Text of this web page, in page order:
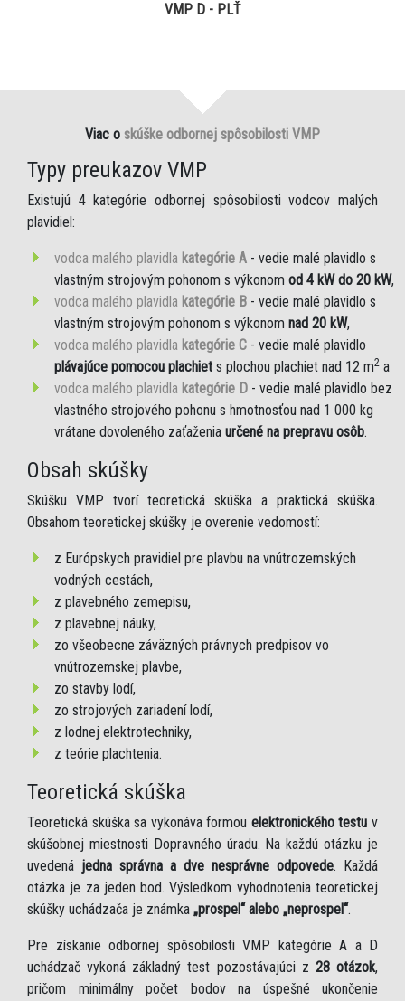
VMP D - PLŤ
Viac o skúške odbornej spôsobilosti VMP
Typy preukazov VMP
Existujú 4 kategórie odbornej spôsobilosti vodcov malých
plavidiel:
vodca malého plavidla kategórie A - vedie malé plavidlo s
vlastným strojovým pohonom s výkonom od 4 kW do 20 kW,
vodca malého plavidla kategórie B - vedie malé plavidlo s
vlastným strojovým pohonom s výkonom nad 20 kW,
vodca malého plavidla kategórie C - vedie malé plavidlo
plávajúce pomocou plachiet s plochou plachiet nad 12 m2 a
vodca malého plavidla kategórie D - vedie malé plavidlo bez
vlastného strojového pohonu s hmotnosťou nad 1 000 kg
vrátane dovoleného zaťaženia určené na prepravu osôb.
Obsah skúšky
Skúšku VMP tvorí teoretická skúška a praktická skúška.
Obsahom teoretickej skúšky je overenie vedomostí:
z Európskych pravidiel pre plavbu na vnútrozemských
vodných cestách,
z plavebného zemepisu,
z plavebnej náuky,
zo všeobecne záväzných právnych predpisov vo
vnútrozemskej plavbe,
zo stavby lodí,
zo strojových zariadení lodí,
z lodnej elektrotechniky,
z teórie plachtenia.
Teoretická skúška
Teoretická skúška sa vykonáva formou elektronického testu v
skúšobnej miestnosti Dopravného úradu. Na každú otázku je
uvedená jedna správna a dve nesprávne odpovede. Každá
otázka je za jeden bod. Výsledkom vyhodnotenia teoretickej
skúšky uchádzača je známka „prospel“ alebo „neprospel“.
Pre získanie odbornej spôsobilosti VMP kategórie A a D
uchádzač vykoná základný test pozostávajúci z 28 otázok,
pričom minimálny počet bodov na úspešné ukončenie